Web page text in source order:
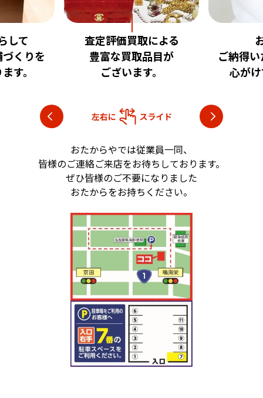
よる
目が
。
お客様に
ご納得いただける査定を
心がけております。
安
いただ
目指
おたからやでは従業員一同、
皆様のご連絡ご来店をお待ちしております。
ぜひ皆様のご不要になりました
おたからをお持ちください。